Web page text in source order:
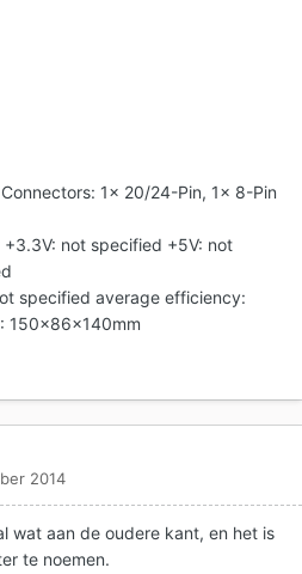
1x 20/24-Pin, 1x 8-Pin
not specified +5V: not
specified average efficiency:
150x86x140mm
2014
wat aan de oudere kant, en het is
te noemen.